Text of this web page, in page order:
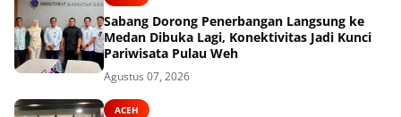
Sabang Dorong Penerbangan Langsung ke
Medan Dibuka Lagi, Konektivitas Jadi Kunci
Pariwisata Pulau Weh
Agustus 07, 2026
ACEH